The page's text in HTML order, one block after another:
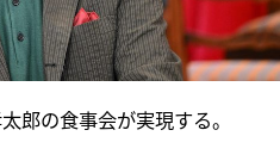
郎の食事会が実現する。